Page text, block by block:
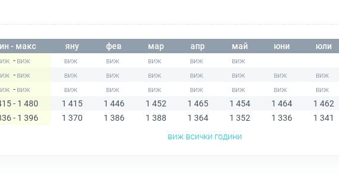
- макс яну фев мар апр май юни
юли
-
-
-
- 1 480 1 415 1 446 1 452 1 465 1 454 1 464
1 462
- 1 396 1 370 1 386 1 388 1 364 1 352 1 336
1 341
виж всички години